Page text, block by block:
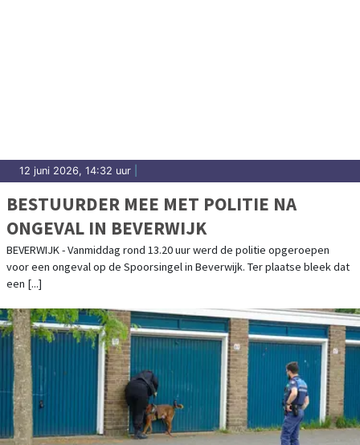
12 juni 2026, 14:32 uur
BESTUURDER MEE MET POLITIE NA
ONGEVAL IN BEVERWIJK
BEVERWIJK - Vanmiddag rond 13.20 uur werd de politie opgeroepen
voor een ongeval op de Spoorsingel in Beverwijk. Ter plaatse bleek dat
een [...]